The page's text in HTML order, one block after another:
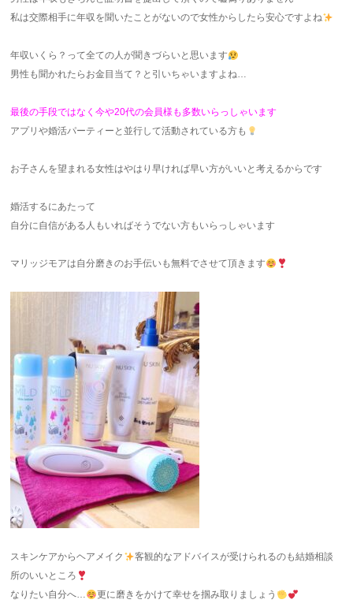
私は交際相手に年収を聞いたことがないので女性からしたら安心ですよね
年収いくら？って全ての人が聞きづらいと思います
男性も聞かれたらお金目当て？と引いちゃいますよね…
最後の手段ではなく今や20代の会員様も多数いらっしゃいます
アプリや婚活パーティーと並行して活動されている方も
お子さんを望まれる女性はやはり早ければ早い方がいいと考えるからです
婚活するにあたって
自分に自信がある人もいればそうでない方もいらっしゃいます
マリッジモアは自分磨きのお手伝いも無料でさせて頂きます
スキンケアからヘアメイク
客観的なアドバイスが受けられるのも結婚相談
所のいいところ
なりたい自分へ…
更に磨きをかけて幸せを掴み取りましょう